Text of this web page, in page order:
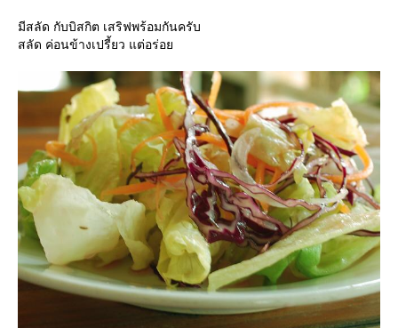
มีสลัด กับบิสกิต เสริฟพร้อมกันครับ
สลัด ค่อนข้างเปรี้ยว แต่อร่อ